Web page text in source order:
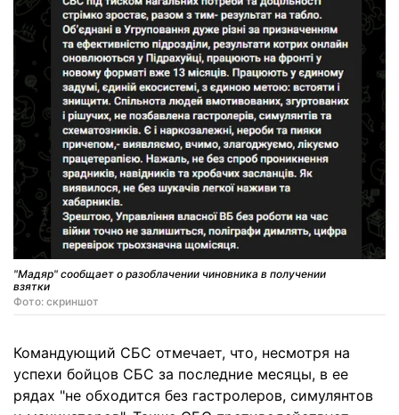
"Мадяр" сообщает о разоблачении чиновника в получении
взятки
Фото: скриншот
Командующий СБС отмечает, что, несмотря на
успехи бойцов СБС за последние месяцы, в ее
рядах "не обходится без гастролеров, симулянтов